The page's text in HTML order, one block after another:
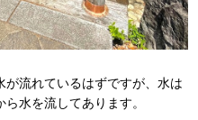
流れているはずですが、水は
水を流してあります。